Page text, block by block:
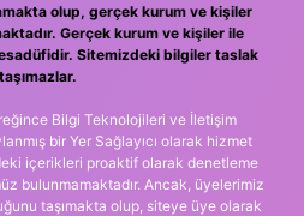
olup, gerçek kurum ve kişiler
Gerçek kurum ve kişiler ile
Sitemizdeki bilgiler taslak
Bilgi Teknolojileri ve İletişim
bir Yer Sağlayıcı olarak hizmet
içerikleri proaktif olarak denetleme
bulunmamaktadır. Ancak, üyelerimiz
taşımakta olup, siteye üye olarak